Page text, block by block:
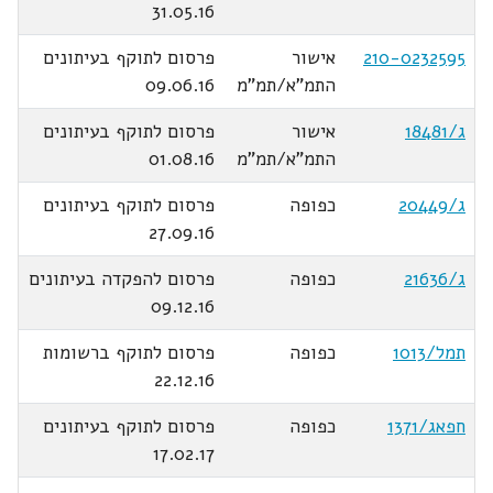
31.05.16
210-0232595
אישור
התמ"א/תמ"מ
פרסום לתוקף בעיתונים
09.06.16
ג/18481
אישור
התמ"א/תמ"מ
פרסום לתוקף בעיתונים
01.08.16
ג/20449
כפופה
פרסום לתוקף בעיתונים
27.09.16
ג/21636
כפופה
פרסום להפקדה בעיתונים
09.12.16
תמל/1013
כפופה
פרסום לתוקף ברשומות
22.12.16
חפאג/1371
כפופה
פרסום לתוקף בעיתונים
17.02.17